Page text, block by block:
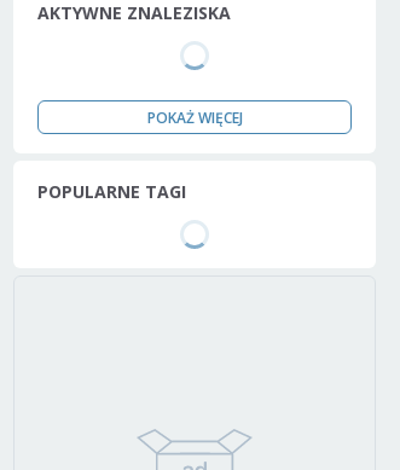
AKTYWNE ZNALEZISKA
POKAŻ WIĘCEJ
POPULARNE TAGI